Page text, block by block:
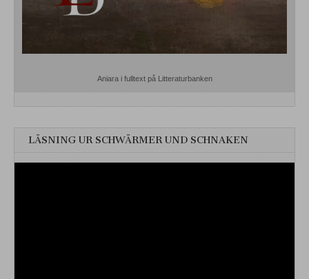
Aniara i fulltext på Litteraturbanken
LÄSNING UR SCHWÄRMER UND SCHNAKEN